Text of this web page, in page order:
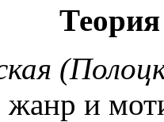
жанр и